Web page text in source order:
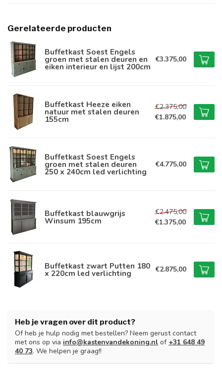
Gerelateerde producten
Buffetkast Soest Engels
groen met stalen deuren en
eiken interieur en lijst 200cm
€3.375,00
Buffetkast Heeze eiken
natuur met stalen deuren
155cm
€2.375,00
€1.875,00
Buffetkast Soest Engels
groen met stalen deuren
250 x 240cm led verlichting
€4.775,00
Buffetkast blauwgrijs
Winsum 195cm
€2.475,00
€1.375,00
Buffetkast zwart Putten 180
x 220cm led verlichting €2.875,00
Heb je vragen over dit product?
Of heb je hulp nodig met bestellen? Neem gerust contact
met ons op via info@kastenvandekoning.nl of +31 648 49
40 73. We helpen je graag!!